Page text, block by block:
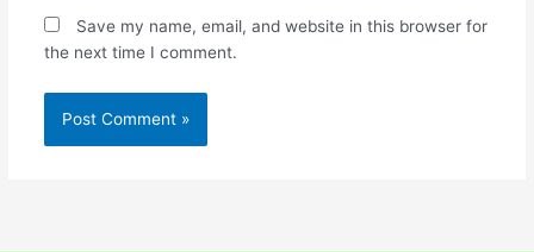
Save my name, email, and website in this browser for
the next time I comment.